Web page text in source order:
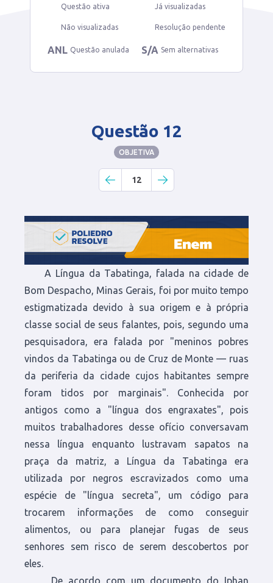
Questão ativa Já visualizadas
Não visualizadas Resolução pendente
ANL Questão anulada S/A Sem alternativas
Questão 12
OBJETIVA
12
A Língua da Tabatinga, falada na cidade de
Bom Despacho, Minas Gerais, foi por muito tempo
estigmatizada devido à sua origem e à própria
classe social de seus falantes, pois, segundo uma
pesquisadora, era falada por "meninos pobres
vindos da Tabatinga ou de Cruz de Monte — ruas
da periferia da cidade cujos habitantes sempre
foram tidos por marginais". Conhecida por
antigos como a "língua dos engraxates", pois
muitos trabalhadores desse ofício conversavam
nessa língua enquanto lustravam sapatos na
praça da matriz, a Língua da Tabatinga era
utilizada por negros escravizados como uma
espécie de "língua secreta", um código para
trocarem informações de como conseguir
alimentos, ou para planejar fugas de seus
senhores sem risco de serem descobertos por
eles.
De acordo com um documento do Iphan